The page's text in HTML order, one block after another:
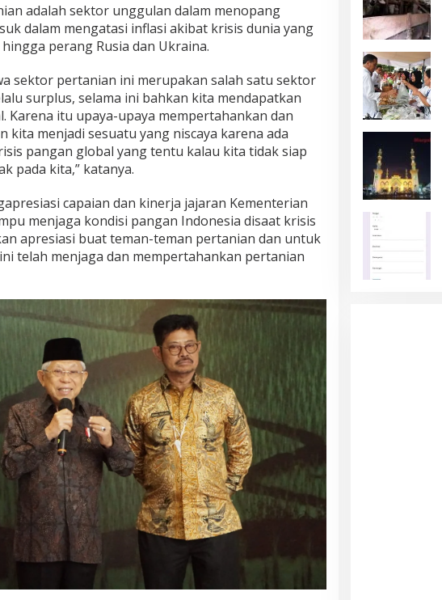
adalah sektor unggulan dalam menopang
dalam mengatasi inflasi akibat krisis dunia yang
perang Rusia dan Ukraina.
sektor pertanian ini merupakan salah satu sektor
surplus, selama ini bahkan kita mendapatkan
Karena itu upaya-upaya mempertahankan dan
menjadi sesuatu yang niscaya karena ada
pangan global yang tentu kalau kita tidak siap
pada kita,” katanya.
capaian dan kinerja jajaran Kementerian
menjaga kondisi pangan Indonesia disaat krisis
apresiasi buat teman-teman pertanian dan untuk
telah menjaga dan mempertahankan pertanian